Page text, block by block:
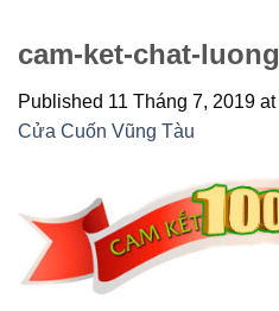
cam-ket-chat-luong
Published 11 Tháng 7, 2019 at
Cửa Cuốn Vũng Tàu